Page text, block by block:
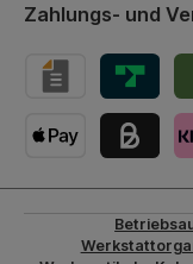
Zahlungs- und